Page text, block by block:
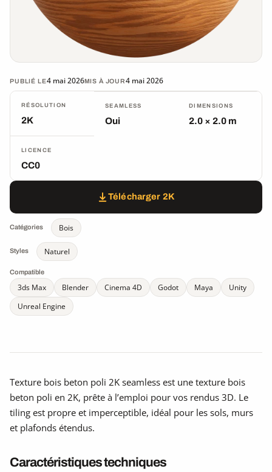
PUBLIÉ LE4 mai 2026MIS À JOUR4 mai 2026
RÉSOLUTION
2K
SEAMLESS
Oui
DIMENSIONS
2.0 × 2.0 m
LICENCE
CC0
Télécharger 2K
Catégories Bois
Styles Naturel
Compatible
3ds Max Blender Cinema 4D Godot Maya
Unity
Unreal Engine
Texture bois beton poli 2K seamless est une texture bois
beton poli en 2K, prête à l’emploi pour vos rendus 3D. Le
tiling est propre et imperceptible, idéal pour les sols, murs
et plafonds étendus.
Caractéristiques techniques